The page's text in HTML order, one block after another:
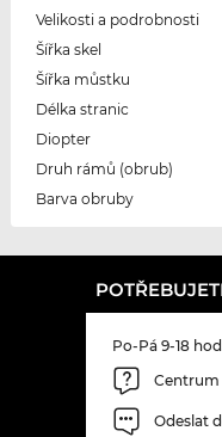
Velikosti a podrobnosti
Šířka skel
Šířka můstku
Délka stranic
Diopter
Druh rámů (obrub)
Barva obruby
Po-Pá 9-18
Centrum
Odeslat